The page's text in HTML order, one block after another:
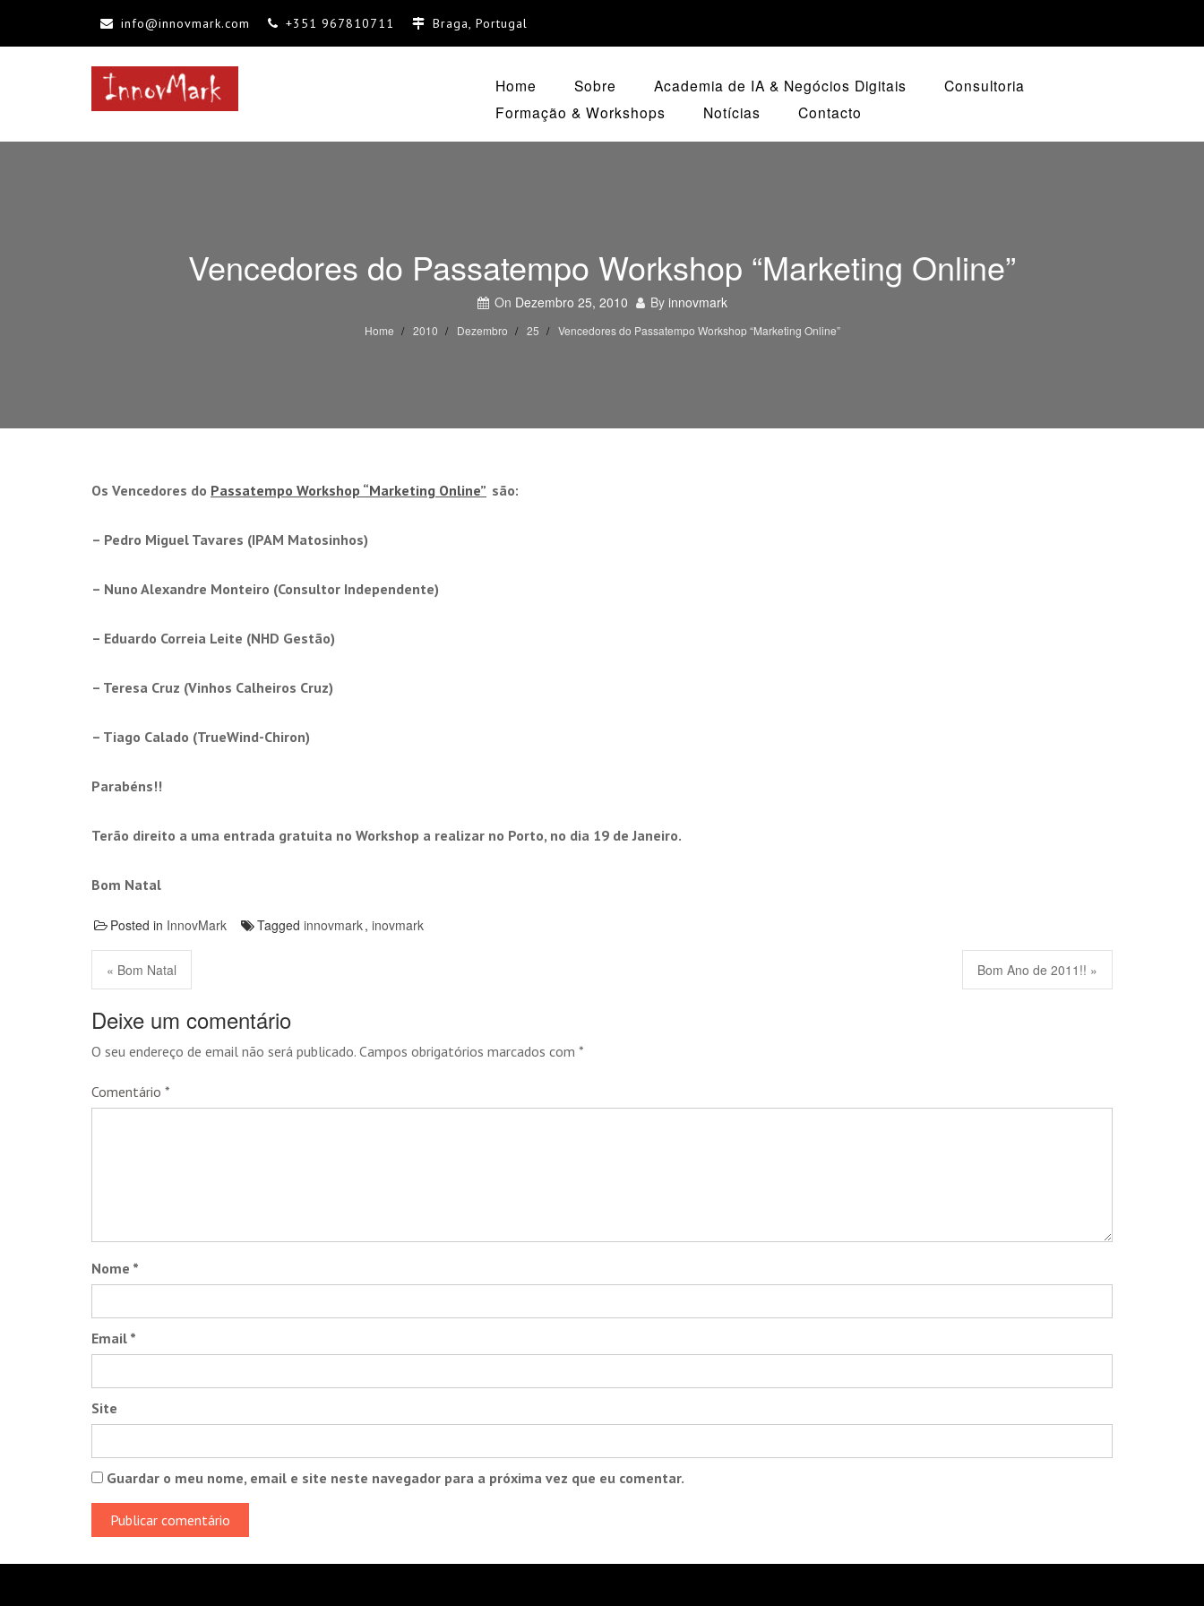
info@innovmark.com +351 967810711 Braga, Portugal
INNOVMARK
Home Sobre Academia de IA & Negócios Digitais
Consultoria
Formação & Workshops
Notícias Contacto
Vencedores do Passatempo Workshop “Marketing Online”
On Dezembro 25, 2010 By innovmark
Home 2010 Dezembro 25 Vencedores do Passatempo Workshop “Marketing Online”
Os Vencedores do Passatempo Workshop “Marketing Online” são:
– Pedro Miguel Tavares (IPAM Matosinhos)
– Nuno Alexandre Monteiro (Consultor Independente)
– Eduardo Correia Leite (NHD Gestão)
– Teresa Cruz (Vinhos Calheiros Cruz)
– Tiago Calado (TrueWind-Chiron)
Parabéns!!
Terão direito a uma entrada gratuita no Workshop a realizar no Porto, no dia 19 de Janeiro.
Bom Natal
Posted in InnovMark Tagged innovmark, inovmark
« Bom Natal Bom Ano de 2011!! »
Deixe um comentário
O seu endereço de email não será publicado. Campos obrigatórios marcados com *
Comentário *
Nome *
Email *
Site
Guardar o meu nome, email e site neste navegador para a próxima vez que eu comentar.